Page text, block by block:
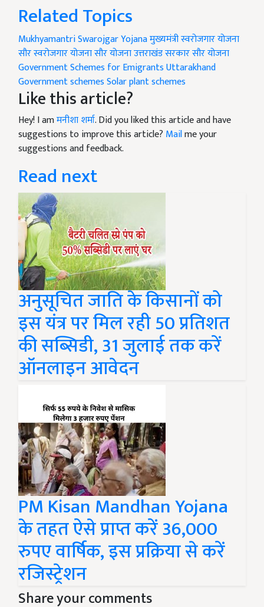
Related Topics
Mukhyamantri Swarojgar Yojanaमुख्यमंत्री स्वरोजगार योजना
सौर स्वरोजगार योजनासौर योजनाउत्तराखंड सरकार सौर योजना
Government Schemes for EmigrantsUttarakhand
Government schemesSolar plant schemes
Like this article?
Hey! I amमनीशा शर्मा. Did you liked this article and have
suggestions to improve this article? Mailme your
suggestions and feedback.
Read next
अनुसूचित जाति के किसानों को
इस यंत्र पर मिल रही 50 प्रतिशत
की सब्सिडी, 31 जुलाई तक करें
ऑनलाइन आवेदन
PM Kisan Mandhan Yojana
के तहत ऐसे प्राप्त करें 36,000
रुपए वार्षिक, इस प्रक्रिया से करें
रजिस्ट्रेशन
Share your comments